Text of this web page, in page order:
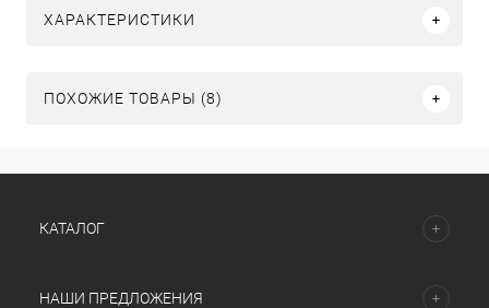
ХАРАКТЕРИСТИКИ
ПОХОЖИЕ ТОВАРЫ (8)
КАТАЛОГ
НАШИ ПРЕДЛОЖЕНИЯ